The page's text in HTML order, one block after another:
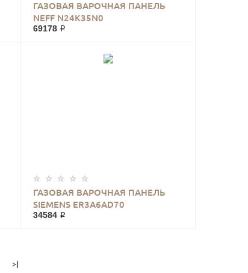
ГАЗОВАЯ ВАРОЧНАЯ ПАНЕЛЬ
NEFF N24K35N0
69178 ₽
ГАЗОВАЯ ВАРОЧНАЯ ПАНЕЛЬ
SIEMENS ER3A6AD70
34584 ₽
>|